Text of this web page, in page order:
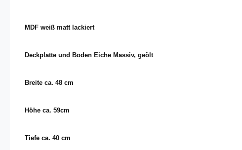
MDF weiß matt lackiert
Deckplatte und Boden Eiche Massiv, geölt
Breite ca. 48 cm
Höhe ca. 59cm
Tiefe ca. 40 cm